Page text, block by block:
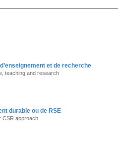
et de recherche
teaching and research
durable ou de RSE
CSR approach